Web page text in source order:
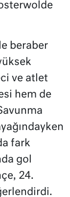
beraber
ve atlet
hem de
fark
gol
24.